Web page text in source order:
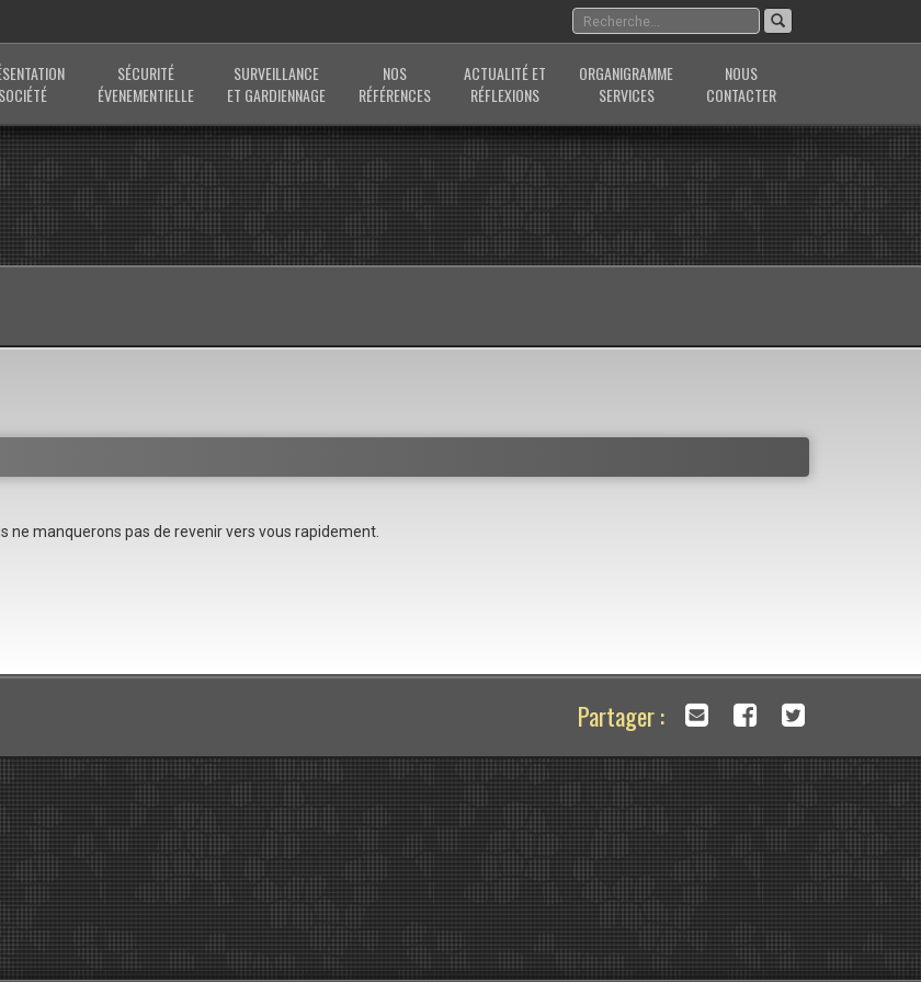
SOCIÉTÉ
SÉCURITÉ
ÉVENEMENTIELLE
SURVEILLANCE
ET GARDIENNAGE
NOS
RÉFÉRENCES
ACTUALITÉ ET
RÉFLEXIONS
ORGANIGRAMME
SERVICES
NOUS
CONTACTER
ne manquerons pas de revenir vers vous rapidement.
Partager :